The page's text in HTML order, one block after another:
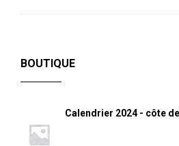
BOUTIQUE
Calendrier 2024 - côte